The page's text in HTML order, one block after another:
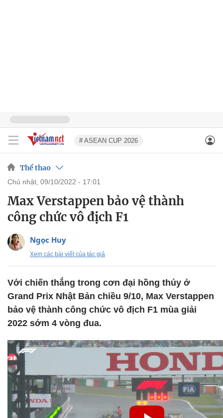
# ASEAN CUP 2026
Thể thao
chủ nhật, 09/10/2022 - 17:01
Max Verstappen bảo vệ thành
công chức vô địch F1
Ngọc Huy
Xem các bài viết của tác giả
Với chiến thắng trong cơn đại hồng thủy ở
Grand Prix Nhật Bản chiều 9/10, Max Verstappen
bảo vệ thành công chức vô địch F1 mùa giải
2022 sớm 4 vòng đua.